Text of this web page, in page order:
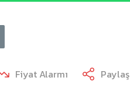
Fiyat Alarmı Paylaş